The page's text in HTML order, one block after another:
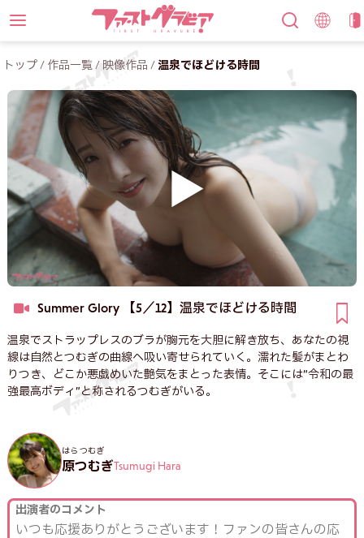
トップ / 作品一覧 / 映像作品 / 温泉でほどける時間
Summer Glory 【5／12】 温泉でほどける時間
温泉でストラップレスのブラが胸元を大胆に解き放ち、あなたの視
線は自然とつむぎの曲線へ吸い寄せられていく。濡れた髪がまとわ
りつき、どこか悪戯めいた艶気をまとった表情。そこには“令和の最
強最高ボディ”と称されるつむぎがいる。
はら つむぎ
原つむぎTsumugi Hara
出演者のコメント
いつも応援ありがとうございます！ファンの皆さんの応